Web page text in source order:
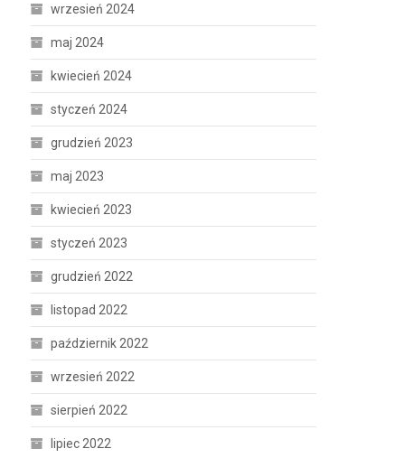
wrzesień 2024
maj 2024
kwiecień 2024
styczeń 2024
grudzień 2023
maj 2023
kwiecień 2023
styczeń 2023
grudzień 2022
listopad 2022
październik 2022
wrzesień 2022
sierpień 2022
lipiec 2022